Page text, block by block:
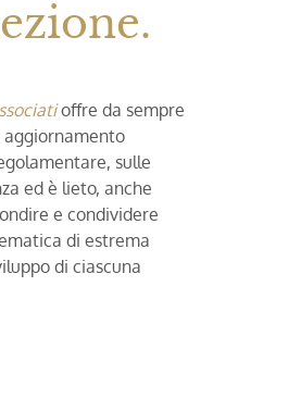
offre da sempre
sulle
ed è lieto, anche
e condividere
di estrema
di ciascuna